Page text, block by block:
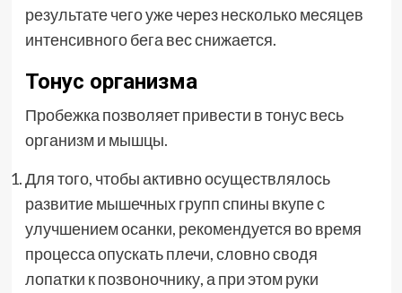
результате чего уже через несколько месяцев
интенсивного бега вес снижается.
Тонус организма
Пробежка позволяет привести в тонус весь
организм и мышцы.
Для того, чтобы активно осуществлялось
развитие мышечных групп спины вкупе с
улучшением осанки, рекомендуется во время
процесса опускать плечи, словно сводя
лопатки к позвоночнику, а при этом руки